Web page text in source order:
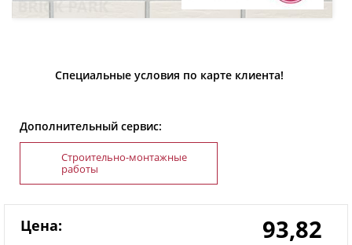
Специальные условия по карте клиента!
Дополнительный сервис:
Строительно-монтажные
работы
Цена: 93,82